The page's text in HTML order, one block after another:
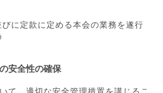
に定款に定める本会の業務を遂行
安全性の確保